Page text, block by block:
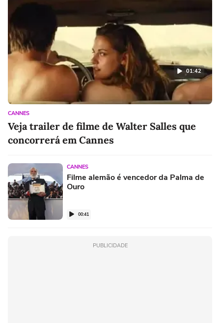
CANNES
Veja trailer de filme de Walter Salles que
concorrerá em Cannes
01:42
CANNES
Filme alemão é vencedor da Palma de
Ouro
00:41
PUBLICIDADE